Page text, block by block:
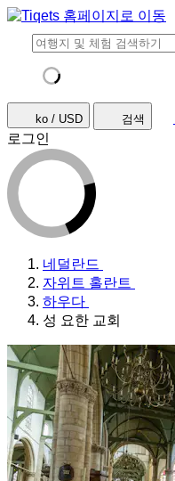
ko / USD 검색
로그인
네덜란드
자위트 홀란트
하우다
성 요한 교회